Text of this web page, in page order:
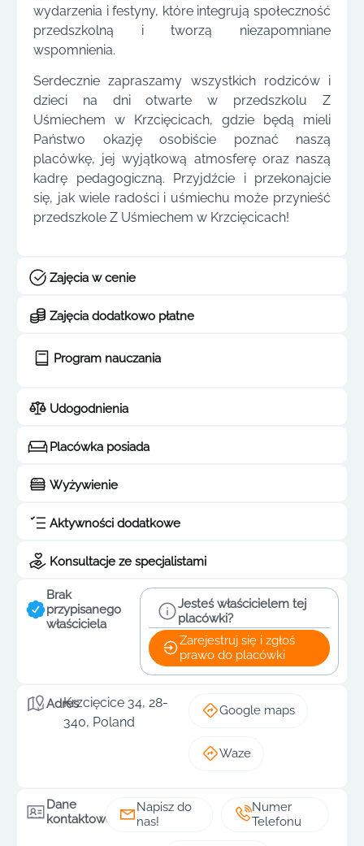
wydarzenia i festyny, które integrują społeczność
przedszkolną i tworzą niezapomniane
wspomnienia.
Serdecznie zapraszamy wszystkich rodziców i
dzieci na dni otwarte w przedszkolu Z
Uśmiechem w Krzcięcicach, gdzie będą mieli
Państwo okazję osobiście poznać naszą
placówkę, jej wyjątkową atmosferę oraz naszą
kadrę pedagogiczną. Przyjdźcie i przekonajcie
się, jak wiele radości i uśmiechu może przynieść
przedszkole Z Uśmiechem w Krzcięcicach!
Zajęcia w cenie
Zajęcia dodatkowo płatne
Program nauczania
Udogodnienia
Placówka posiada
Wyżywienie
Aktywności dodatkowe
Konsultacje ze specjalistami
Brak
przypisanego
właściciela
Jesteś właścicielem tej
placówki?
Zarejestruj się i zgłoś
prawo do placówki
AdresKrzcięcice 34, 28-
340, Poland
Google maps
Waze
Dane
kontaktowe
Napisz do
nas!
Numer
Telefonu